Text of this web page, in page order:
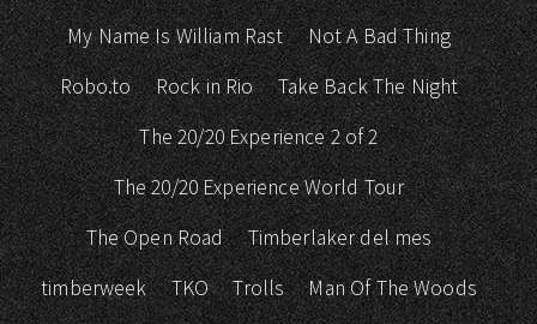
My Name Is William Rast
Not A Bad Thing
Robo.to
Rock in Rio
Take Back The Night
The 20/20 Experience 2 of 2
The 20/20 Experience World Tour
The Open Road
Timberlaker del mes
timberweek
TKO Trolls
Man Of The Woods